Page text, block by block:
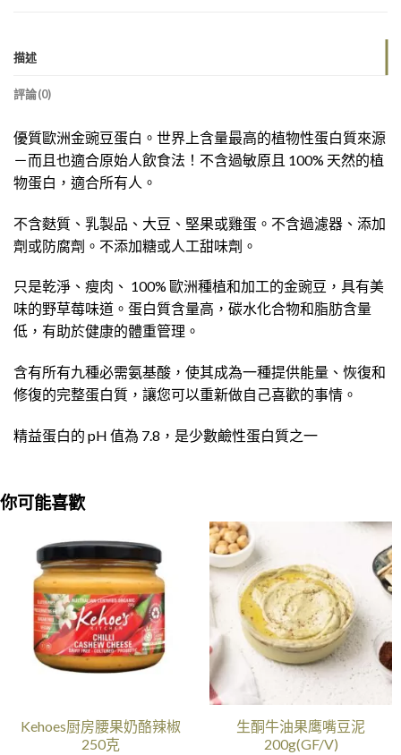
描述
評論(0)
優質歐洲金豌豆蛋白。世界上含量最高的植物性蛋白質來源
－而且也適合原始人飲食法！不含過敏原且 100% 天然的植
物蛋白，適合所有人。
不含麩質、乳製品、大豆、堅果或雞蛋。不含過濾器、添加
劑或防腐劑。不添加糖或人工甜味劑。
只是乾淨、瘦肉、 100% 歐洲種植和加工的金豌豆，具有美
味的野草莓味道。蛋白質含量高，碳水化合物和脂肪含量
低，有助於健康的體重管理。
含有所有九種必需氨基酸，使其成為一種提供能量、恢復和
修復的完整蛋白質，讓您可以重新做自己喜歡的事情。
精益蛋白的 pH 值為 7.8，是少數鹼性蛋白質之一
你可能喜歡
Kehoes厨房腰果奶酪辣椒
250克
生酮牛油果鹰嘴豆泥
200g(GF/V)